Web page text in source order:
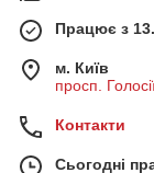
Працює з
м. Київ
просп.
Контакти
Сьогодні